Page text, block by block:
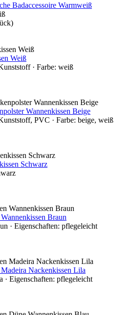
Badaccessoire Warmweiß
Weiß
· Farbe: weiß
Wannenkissen Beige
PVC · Farbe: beige, weiß
Schwarz
Braun
· Eigenschaften: pflegeleicht
Nackenkissen Lila
· Eigenschaften: pflegeleicht